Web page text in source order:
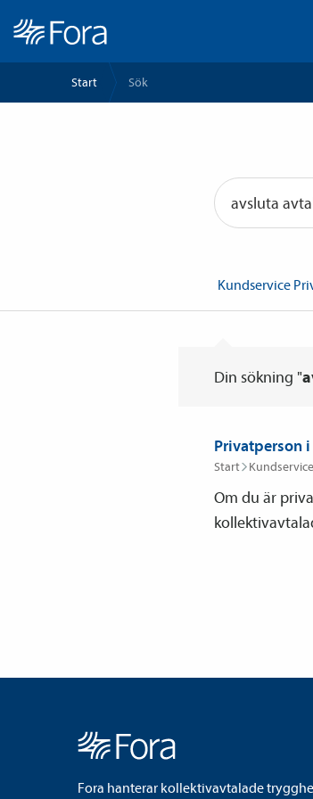
Start Sök
Din sökning "
Privatperson
Start Kundservice
Om du är
Fora hanterar kollektivavtalade